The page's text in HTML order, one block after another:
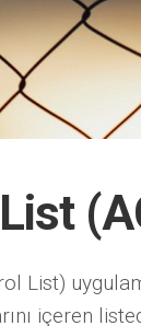
List)
içeren